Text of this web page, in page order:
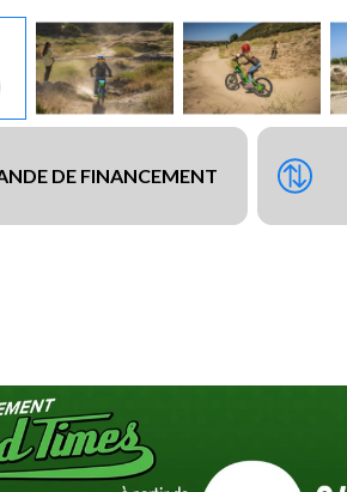
DE FINANCEMENT